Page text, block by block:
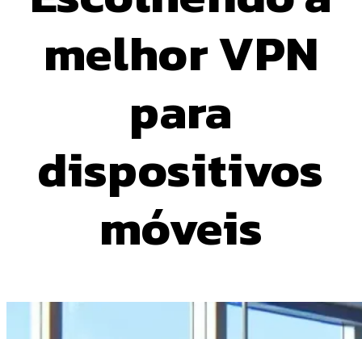
melhor VPN
para
dispositivos
móveis